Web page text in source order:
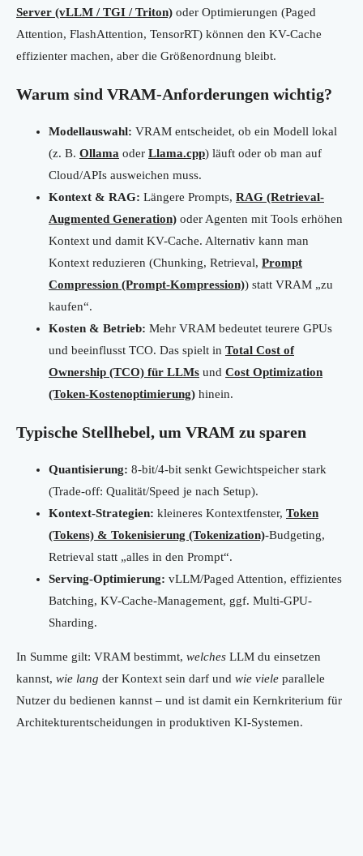
Server (vLLM / TGI / Triton) oder Optimierungen (Paged
Attention, FlashAttention, TensorRT) können den KV-Cache
effizienter machen, aber die Größenordnung bleibt.
Warum sind VRAM-Anforderungen wichtig?
Modellauswahl: VRAM entscheidet, ob ein Modell lokal
(z. B. Ollama oder Llama.cpp) läuft oder ob man auf
Cloud/APIs ausweichen muss.
Kontext & RAG: Längere Prompts, RAG (Retrieval-
Augmented Generation) oder Agenten mit Tools erhöhen
Kontext und damit KV-Cache. Alternativ kann man
Kontext reduzieren (Chunking, Retrieval, Prompt
Compression (Prompt-Kompression)) statt VRAM „zu
kaufen“.
Kosten & Betrieb: Mehr VRAM bedeutet teurere GPUs
und beeinflusst TCO. Das spielt in Total Cost of
Ownership (TCO) für LLMs und Cost Optimization
(Token-Kostenoptimierung) hinein.
Typische Stellhebel, um VRAM zu sparen
Quantisierung: 8-bit/4-bit senkt Gewichtspeicher stark
(Trade-off: Qualität/Speed je nach Setup).
Kontext-Strategien: kleineres Kontextfenster, Token
(Tokens) & Tokenisierung (Tokenization)-Budgeting,
Retrieval statt „alles in den Prompt“.
Serving-Optimierung: vLLM/Paged Attention, effizientes
Batching, KV-Cache-Management, ggf. Multi-GPU-
Sharding.
In Summe gilt: VRAM bestimmt, welches LLM du einsetzen
kannst, wie lang der Kontext sein darf und wie viele parallele
Nutzer du bedienen kannst – und ist damit ein Kernkriterium für
Architekturentscheidungen in produktiven KI-Systemen.